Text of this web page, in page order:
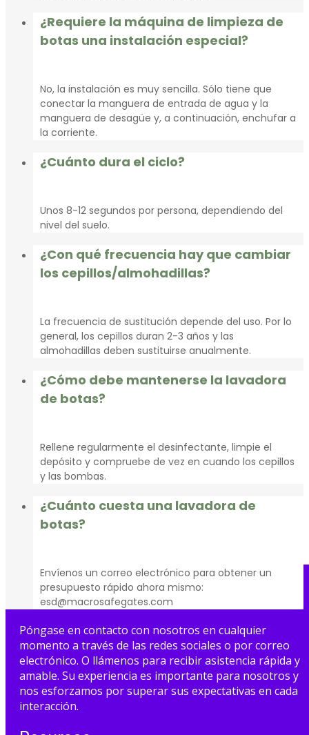
¿Requiere la máquina de limpieza de
botas una instalación especial?
No, la instalación es muy sencilla. Sólo tiene que
conectar la manguera de entrada de agua y la
manguera de desagüe y, a continuación, enchufar a
la corriente.
¿Cuánto dura el ciclo?
Unos 8-12 segundos por persona, dependiendo del
nivel del suelo.
¿Con qué frecuencia hay que cambiar
los cepillos/almohadillas?
La frecuencia de sustitución depende del uso. Por lo
general, los cepillos duran 2-3 años y las
almohadillas deben sustituirse anualmente.
¿Cómo debe mantenerse la lavadora
de botas?
Rellene regularmente el desinfectante, limpie el
depósito y compruebe de vez en cuando los cepillos
y las bombas.
¿Cuánto cuesta una lavadora de
botas?
Envíenos un correo electrónico para obtener un
presupuesto rápido ahora mismo:
esd@macrosafegates.com
Póngase en contacto con nosotros en cualquier
momento a través de las redes sociales o por correo
electrónico. O llámenos para recibir asistencia rápida y
amable. Su experiencia es importante para nosotros y
nos esforzamos por superar sus expectativas en cada
interacción.